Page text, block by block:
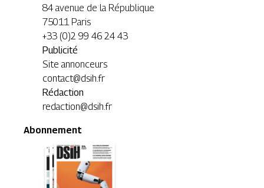
84 avenue de la République
75011 Paris
+33 (0)2 99 46 24 43
Publicité
Site annonceurs
contact@dsih.fr
Rédaction
redaction@dsih.fr
Abonnement